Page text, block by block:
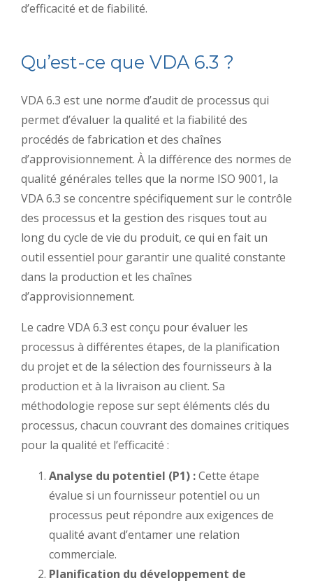
d’efficacité et de fiabilité.
Qu’est-ce que VDA 6.3 ?
VDA 6.3 est une norme d’audit de processus qui
permet d’évaluer la qualité et la fiabilité des
procédés de fabrication et des chaînes
d’approvisionnement. À la différence des normes de
qualité générales telles que la norme ISO 9001, la
VDA 6.3 se concentre spécifiquement sur le contrôle
des processus et la gestion des risques tout au
long du cycle de vie du produit, ce qui en fait un
outil essentiel pour garantir une qualité constante
dans la production et les chaînes
d’approvisionnement.
Le cadre VDA 6.3 est conçu pour évaluer les
processus à différentes étapes, de la planification
du projet et de la sélection des fournisseurs à la
production et à la livraison au client. Sa
méthodologie repose sur sept éléments clés du
processus, chacun couvrant des domaines critiques
pour la qualité et l’efficacité :
Analyse du potentiel (P1) :Cette étape
évalue si un fournisseur potentiel ou un
processus peut répondre aux exigences de
qualité avant d’entamer une relation
commerciale.
Planification du développement de